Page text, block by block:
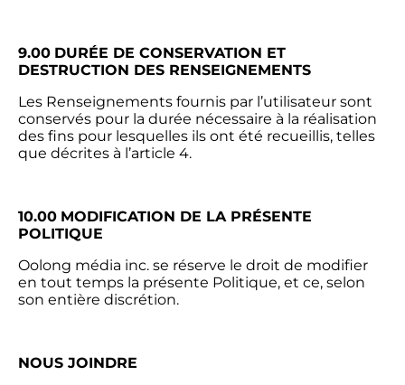
9.00 DURÉE DE CONSERVATION ET
DESTRUCTION DES RENSEIGNEMENTS
Les Renseignements fournis par l’utilisateur sont
conservés pour la durée nécessaire à la réalisation
des fins pour lesquelles ils ont été recueillis, telles
que décrites à l’article 4.
10.00 MODIFICATION DE LA PRÉSENTE
POLITIQUE
Oolong média inc. se réserve le droit de modifier
en tout temps la présente Politique, et ce, selon
son entière discrétion.
NOUS JOINDRE